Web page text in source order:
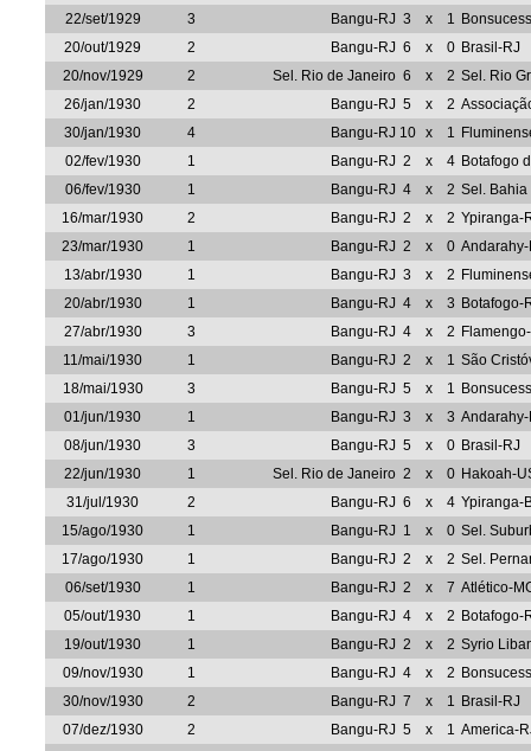
22/set/1929
3 Bangu-RJ 3 x 1
20/out/1929
2 Bangu-RJ 6 x 0 Brasil-RJ
20/nov/1929
2 Sel. Rio de Janeiro 6 x 2 Sel. Rio
26/jan/1930
2 Bangu-RJ 5 x 2
30/jan/1930
4 Bangu-RJ 10 x 1
02/fev/1930
1 Bangu-RJ 2 x 4 Botafogo
06/fev/1930
1 Bangu-RJ 4 x 2 Sel. Bahia
16/mar/1930
2 Bangu-RJ 2 x 2 Ypiranga-
23/mar/1930
1 Bangu-RJ 2 x 0
13/abr/1930
1 Bangu-RJ 3 x 2
20/abr/1930
1 Bangu-RJ 4 x 3 Botafogo-
27/abr/1930
3 Bangu-RJ 4 x 2
11/mai/1930
1 Bangu-RJ 2 x 1 São
18/mai/1930
3 Bangu-RJ 5 x 1
01/jun/1930
1 Bangu-RJ 3 x 3
08/jun/1930
3 Bangu-RJ 5 x 0 Brasil-RJ
22/jun/1930
1 Sel. Rio de Janeiro 2 x 0 Hakoah-
31/jul/1930
2 Bangu-RJ 6 x 4 Ypiranga-
15/ago/1930
1 Bangu-RJ 1 x 0 Sel.
17/ago/1930
1 Bangu-RJ 2 x 2 Sel.
06/set/1930
1 Bangu-RJ 2 x 7 Atlético-
05/out/1930
1 Bangu-RJ 4 x 2 Botafogo-
19/out/1930
1 Bangu-RJ 2 x 2 Syrio
09/nov/1930
1 Bangu-RJ 4 x 2
30/nov/1930
2 Bangu-RJ 7 x 1 Brasil-RJ
07/dez/1930
2 Bangu-RJ 5 x 1 America-